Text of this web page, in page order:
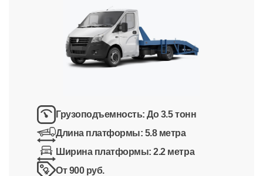
Грузоподъемность:До 3.5 тонн
Длина платформы: 5.8 метра
Ширина платформы:2.2 метра
От 900 руб.